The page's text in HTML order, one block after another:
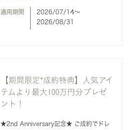
適用期間
2026/07/14〜
2026/08/31
【期間限定*成約特典】人気アイ
テムより最大100万円分プレゼ
ント！
★2nd Anniversary記念★ ご成約でドレ